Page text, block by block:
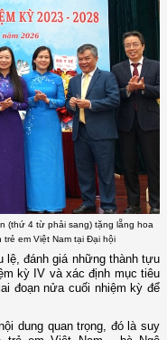
(thứ 4 từ phải sang) tặng lẵng hoa
em Việt Nam tại Đại hội
lệ, đánh giá những thành tựu
kỳ IV và xác định mục tiêu
đoạn nửa cuối nhiệm kỳ để
dung quan trọng, đó là suy